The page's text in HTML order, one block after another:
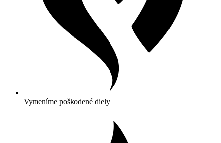
Vymeníme poškodené diely